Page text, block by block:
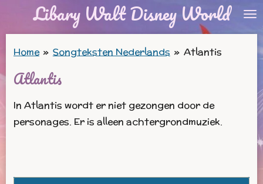
hoofdinhoud
Libary Walt Disney World
Home » Songteksten Nederlands » Atlantis
Atlantis
In Atlantis wordt er niet gezongen door de
personages. Er is alleen achtergrondmuziek.